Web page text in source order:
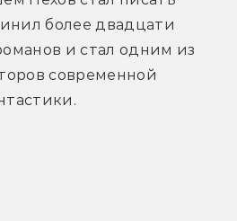
более двадцати
и стал одним из
современной